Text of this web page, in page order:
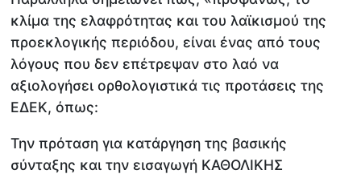
κλίμα της ελαφρότητας και του λαϊκισμού της
προεκλογικής περιόδου, είναι ένας από τους
λόγους που δεν επέτρεψαν στο λαό να
αξιολογήσει ορθολογιστικά τις προτάσεις της
ΕΔΕΚ, όπως:
Την πρόταση για κατάργηση της βασικής
σύνταξης και την εισαγωγή ΚΑΘΟΛΙΚΗΣ